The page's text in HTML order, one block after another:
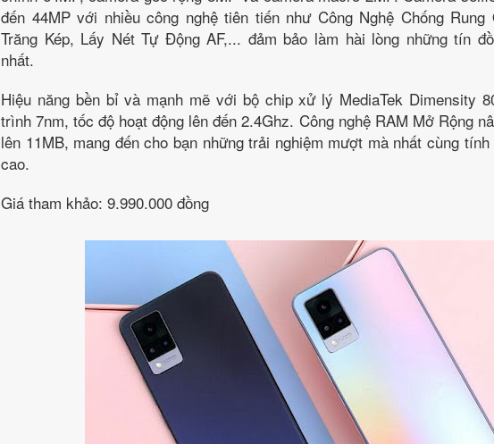
đến 44MP với nhiều công nghệ tiên tiến như Công Nghệ Chống
Trăng Kép, Lấy Nét Tự Động AF,... đảm bảo làm hài lòng những tín
nhất.
Hiệu năng bền bỉ và mạnh mẽ với bộ chip xử lý MediaTek Dimensity
trình 7nm, tốc độ hoạt động lên đến 2.4Ghz. Công nghệ RAM Mở Rộng
lên 11MB, mang đến cho bạn những trải nghiệm mượt mà nhất cùng
cao.
Giá tham khảo: 9.990.000 đồng